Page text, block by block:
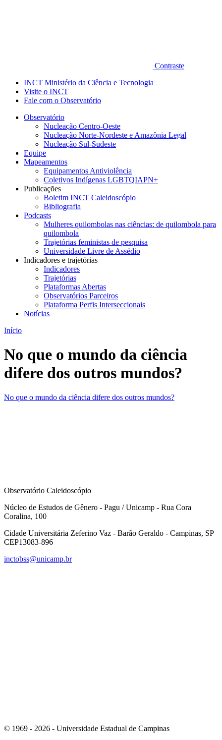
Contraste
INCT Ministério da Ciência e Tecnologia
Visite o INCT
Fale com o Observatório
Observatório
Nucleação Centro-Oeste
Nucleação Norte-Nordeste e Amazônia Legal
Nucleação Sul-Sudeste
Equipe
Mapeamentos
Equipamentos Antiviolência
Coletivos Indígenas LGBTQIAPN+
Publicações
Boletim INCT Caleidoscópio
Bibliografia
Podcasts
Mulheres quilombolas nas ciências: de quilombola para
quilombola
Trajetórias feministas de pesquisa
Universidade Livre de Assédio
Indicadores e trajetórias
Indicadores
Trajetórias
Plataformas Abertas
Observatórios Parceiros
Plataforma Perfis Interseccionais
Notícias
Início
No que o mundo da ciência
difere dos outros mundos?
No que o mundo da ciência difere dos outros mundos?
Observatório Caleidoscópio
Núcleo de Estudos de Gênero - Pagu / Unicamp - Rua Cora
Coralina, 100
Cidade Universitária Zeferino Vaz - Barão Geraldo - Campinas, SP
CEP13083-896
inctobss@unicamp.br
© 1969 - 2026 - Universidade Estadual de Campinas